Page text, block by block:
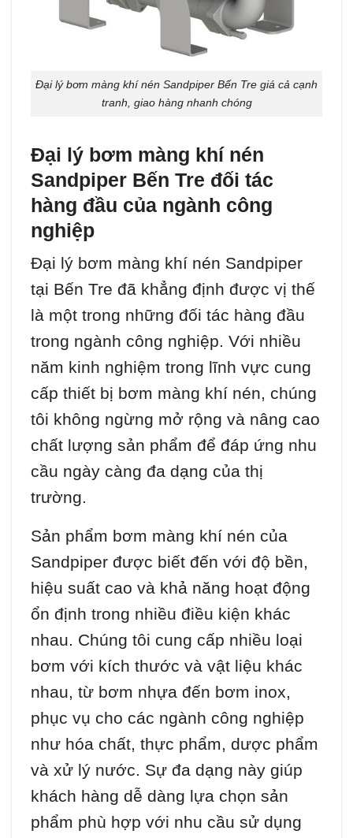
Đại lý bơm màng khí nén Sandpiper Bến Tre giá cả cạnh
tranh, giao hàng nhanh chóng
Đại lý bơm màng khí nén
Sandpiper Bến Tre đối tác
hàng đầu của ngành công
nghiệp
Đại lý bơm màng khí nén Sandpiper
tại Bến Tre đã khẳng định được vị thế
là một trong những đối tác hàng đầu
trong ngành công nghiệp. Với nhiều
năm kinh nghiệm trong lĩnh vực cung
cấp thiết bị bơm màng khí nén, chúng
tôi không ngừng mở rộng và nâng cao
chất lượng sản phẩm để đáp ứng nhu
cầu ngày càng đa dạng của thị
trường.
Sản phẩm bơm màng khí nén của
Sandpiper được biết đến với độ bền,
hiệu suất cao và khả năng hoạt động
ổn định trong nhiều điều kiện khác
nhau. Chúng tôi cung cấp nhiều loại
bơm với kích thước và vật liệu khác
nhau, từ bơm nhựa đến bơm inox,
phục vụ cho các ngành công nghiệp
như hóa chất, thực phẩm, dược phẩm
và xử lý nước. Sự đa dạng này giúp
khách hàng dễ dàng lựa chọn sản
phẩm phù hợp với nhu cầu sử dụng